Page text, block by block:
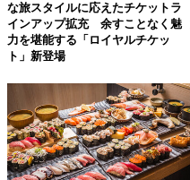
な旅スタイルに応えたチケットラ
インアップ拡充 余すことなく魅
力を堪能する「ロイヤルチケッ
ト」新登場